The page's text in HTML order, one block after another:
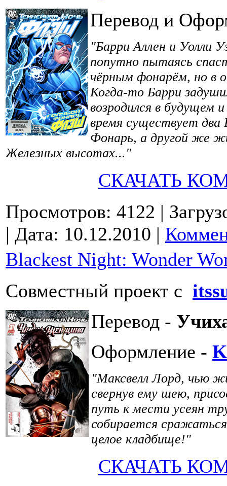
Перевод и
"Барри Аллен и Уолли
попутно пытаясь
чёрным фонарём, но в
Когда-то Барри
возродился в будущем
время существует два
Фонарь, а другой же
Железных высотах..."
СКАЧАТЬ
Просмотров: 4122 |
| Дата: 10.12.2010 |
Blackest Night: Wonder
Совместный проект с
Перевод -
Оформление -
"Максвелл Лорд, чью
свернув ему шею,
путь к мести усеян
собирается
целое кладбище!"
СКАЧАТЬ